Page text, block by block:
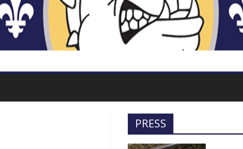
PRESS